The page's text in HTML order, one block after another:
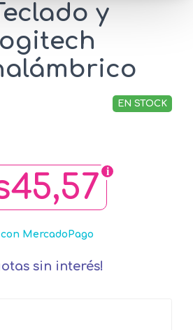
y
EN STOCK
con MercadoPago
sin interés!